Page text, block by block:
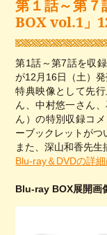
第１話～第
BOX vol.1」
第1話～第7話を収
が12月16日（土）発
特典映像として先
ん、中村悠一さん
ん）の特別収録コ
ーブックレットがつ
また、深山和香先生
Blu-ray＆DVDの詳
Blu-ray BOX展開画